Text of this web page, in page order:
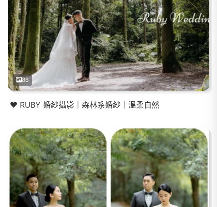
86
❤️ RUBY 婚紗攝影｜森林系婚紗｜溫柔自然